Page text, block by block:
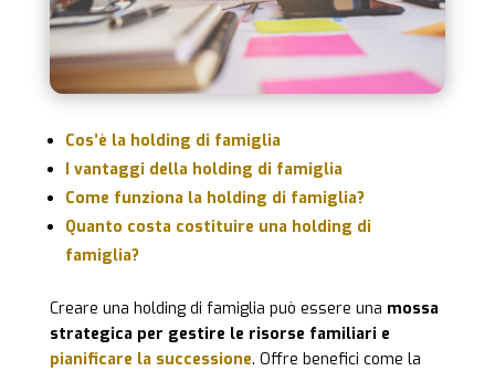
Cos’è la holding di famiglia
I vantaggi della holding di famiglia
Come funziona la holding di famiglia?
Quanto costa costituire una holding di
famiglia?
Creare una holding di famiglia può essere una mossa
strategica per gestire le risorse familiari e
pianificare la successione. Offre benefici come la